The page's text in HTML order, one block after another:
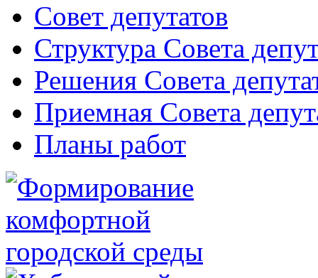
Совет депутатов
Структура Совета
Решения Совета
Приемная Совета
Планы работ